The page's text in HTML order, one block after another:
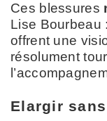
Ces blessures
Lise Bourbeau
offrent une
résolument
Elargir